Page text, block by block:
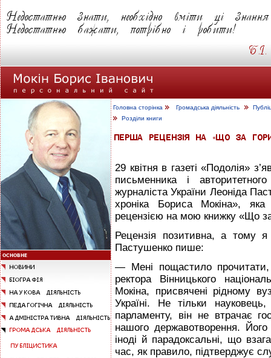
Головна сторінка Громадська діяльність
Розділи книги
29 квітня в газеті «Подолія»
письменника і
журналіста України Леоніда
хроніка Бориса Мокіна»,
рецензією на мою книжку «Що
Рецензія позитивна, а тому
Пастушенко пише:
— Мені пощастило прочитати,
ректора Вінницького
Мокіна, присвячені рідному
Україні. Не тільки
парламенту, він не втрачає
нашого державотворення.
іноді й парадоксальні, що
час, як правило, підтверджує